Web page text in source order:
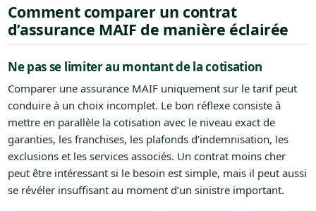
Comment comparer un contrat
d’assurance MAIF de manière éclairée
Ne pas se limiter au montant de la cotisation
Comparer une assurance MAIF uniquement sur le tarif peut
conduire à un choix incomplet. Le bon réflexe consiste à
mettre en parallèle la cotisation avec le niveau exact de
garanties, les franchises, les plafonds d’indemnisation, les
exclusions et les services associés. Un contrat moins cher
peut être intéressant si le besoin est simple, mais il peut aussi
se révéler insuffisant au moment d’un sinistre important.